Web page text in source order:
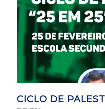
CICLO DE